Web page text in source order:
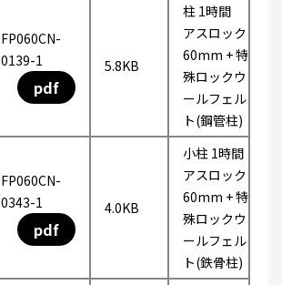
FP060CN-
0139-1
pdf
5.8KB
柱 1時間
アスロック
60mm + 特
殊ロックウ
ールフェル
ト(鋼管柱)
FP060CN-
0343-1
pdf
4.0KB
小柱 1時間
アスロック
60mm + 特
殊ロックウ
ールフェル
ト(鉄骨柱)